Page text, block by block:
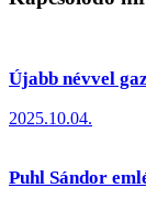
Újabb névvel
2025.10.04.
Puhl Sándor